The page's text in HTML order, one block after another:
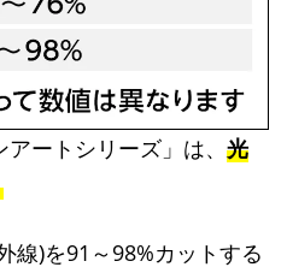
ートシリーズ」は、 光
線)を91～98%カットする